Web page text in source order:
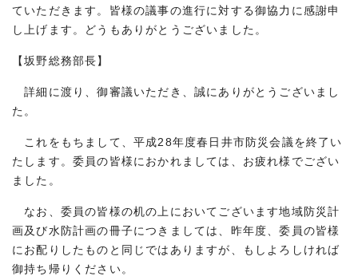
ていただきます。皆様の議事の進行に対する御協力に感謝申
し上げます。どうもありがとうございました。
【坂野総務部長】
詳細に渡り、御審議いただき、誠にありがとうございまし
た。
これをもちまして、平成28年度春日井市防災会議を終了い
たします。委員の皆様におかれましては、お疲れ様でござい
ました。
なお、委員の皆様の机の上においてございます地域防災計
画及び水防計画の冊子につきましては、昨年度、委員の皆様
にお配りしたものと同じではありますが、もしよろしければ
御持ち帰りください。